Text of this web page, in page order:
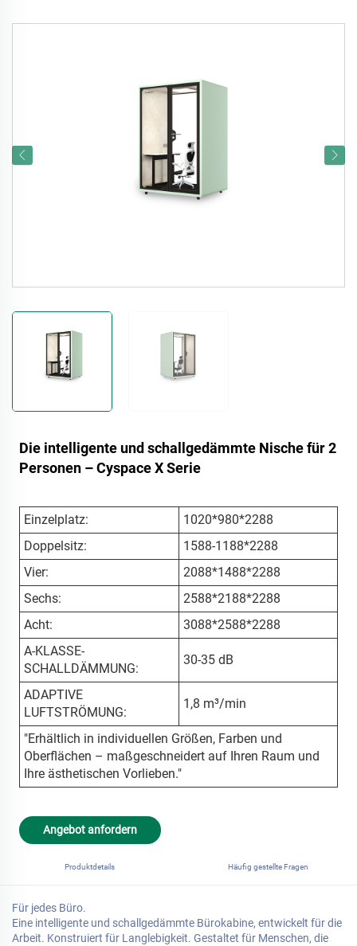
Die intelligente und schallgedämmte Nische für 2
Personen – Cyspace X Serie
Einzelplatz:
1020*980*2288
Doppelsitz:
1588-1188*2288
Vier:
2088*1488*2288
Sechs:
2588*2188*2288
Acht:
3088*2588*2288
A-KLASSE-
SCHALLDÄMMUNG:
30-35 dB
ADAPTIVE
LUFTSTRÖMUNG:
1,8 m³/min
"Erhältlich in individuellen Größen, Farben und
Oberflächen – maßgeschneidert auf Ihren Raum und
Ihre ästhetischen Vorlieben."
Angebot anfordern
Produktdetails Häufig gestellte Fragen
Für jedes Büro.
Eine intelligente und schallgedämmte Bürokabine, entwickelt für die
Arbeit. Konstruiert für Langlebigkeit. Gestaltet für Menschen, die